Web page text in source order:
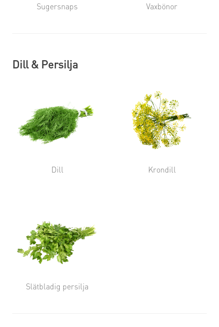
Sugersnaps Vaxbönor
Dill & Persilja
Dill Krondill
Slätbladig persilja